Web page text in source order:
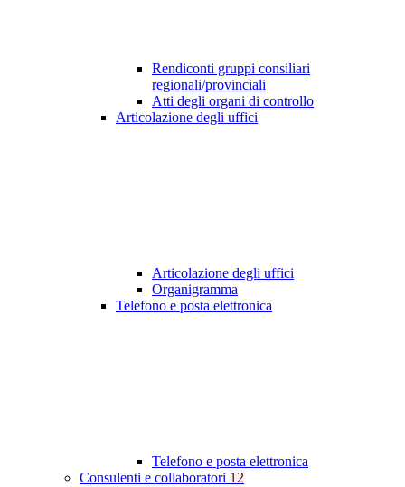
Rendiconti gruppi consiliari
regionali/provinciali
Atti degli organi di controllo
Articolazione degli uffici
Articolazione degli uffici
Organigramma
Telefono e posta elettronica
Telefono e posta elettronica
Consulenti e collaboratori 12